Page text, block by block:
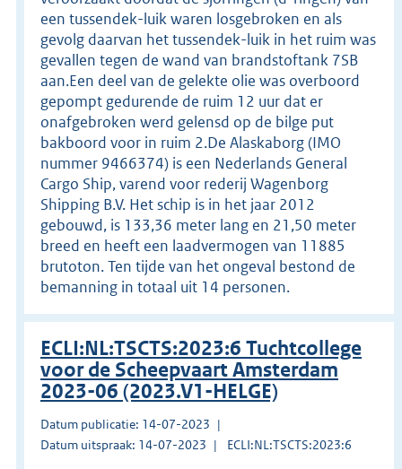
een tussendek-luik waren losgebroken en als
gevolg daarvan het tussendek-luik in het ruim was
gevallen tegen de wand van brandstoftank 7SB
aan.Een deel van de gelekte olie was overboord
gepompt gedurende de ruim 12 uur dat er
onafgebroken werd gelensd op de bilge put
bakboord voor in ruim 2.De Alaskaborg (IMO
nummer 9466374) is een Nederlands General
Cargo Ship, varend voor rederij Wagenborg
Shipping B.V. Het schip is in het jaar 2012
gebouwd, is 133,36 meter lang en 21,50 meter
breed en heeft een laadvermogen van 11885
brutoton. Ten tijde van het ongeval bestond de
bemanning in totaal uit 14 personen.
ECLI:NL:TSCTS:2023:6 Tuchtcollege
voor de Scheepvaart Amsterdam
2023-06 (2023.V1-HELGE)
Datum publicatie: 14-07-2023
Datum uitspraak: 14-07-2023
ECLI:NL:TSCTS:2023:6